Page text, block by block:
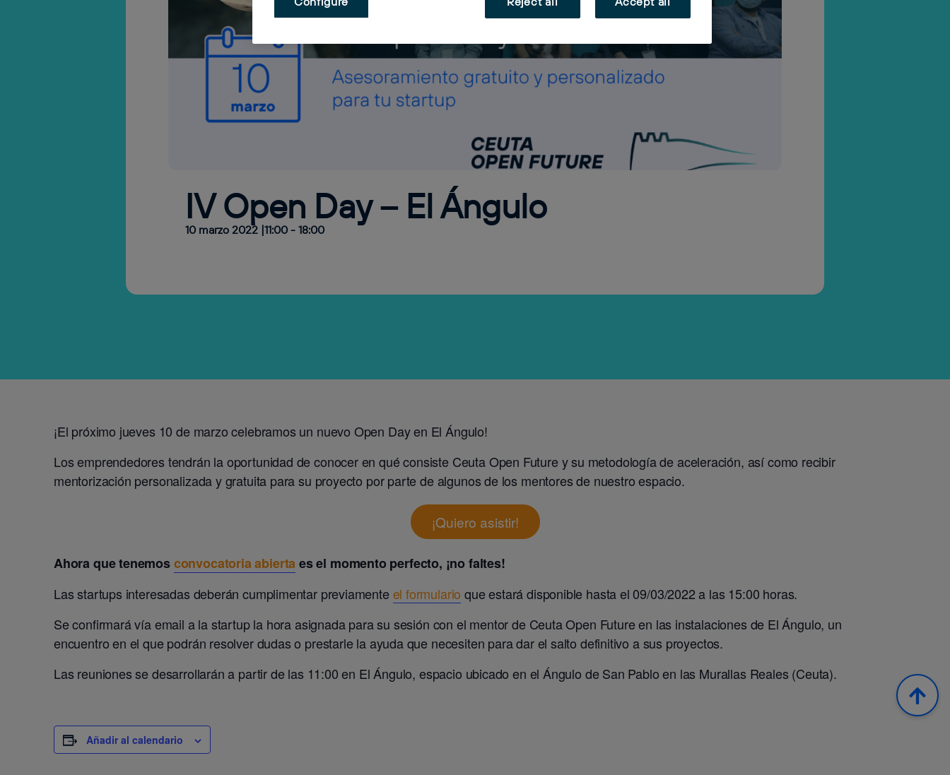
IV Open Day – El Ángulo
10 marzo 2022 |11:00 - 18:00
¡El próximo jueves 10 de marzo celebramos un nuevo Open Day en El Ángulo!
Los emprendedores tendrán la oportunidad de conocer en qué consiste Ceuta Open Future y su metodología de aceleración, así como recibir
mentorización personalizada y gratuita para su proyecto por parte de algunos de los mentores de nuestro espacio.
¡Quiero asistir!
Ahora que tenemosconvocatoria abiertaes el momento perfecto, ¡no faltes!
Las startups interesadas deberán cumplimentar previamente el formulario que estará disponible hasta el 09/03/2022 a las 15:00 horas.
Se confirmará vía email a la startup la hora asignada para su sesión con el mentor de Ceuta Open Future en las instalaciones de El Ángulo, un
encuentro en el que podrán resolver dudas o prestarle la ayuda que necesiten para dar el salto definitivo a sus proyectos.
Las reuniones se desarrollarán a partir de las 11:00 en El Ángulo, espacio ubicado en el Ángulo de San Pablo en las Murallas Reales (Ceuta).
Añadir al calendario